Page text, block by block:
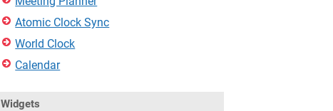
Atomic Clock Sync
World Clock
Calendar
Widgets